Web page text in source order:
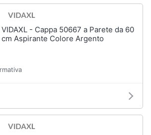
VIDAXL - Cappa 50667 a Parete da 60
cm Aspirante Colore Argento